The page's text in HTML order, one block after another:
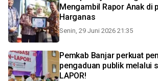
Mengambil Rapor Anak di
Harganas
Senin, 29 Juni 2026 21:35
Pemkab Banjar perkuat
pengaduan publik melalui
LAPOR!